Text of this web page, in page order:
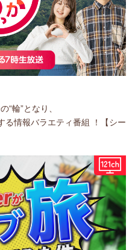
“輪”となり、
る情報バラエティ番組 ！【シー